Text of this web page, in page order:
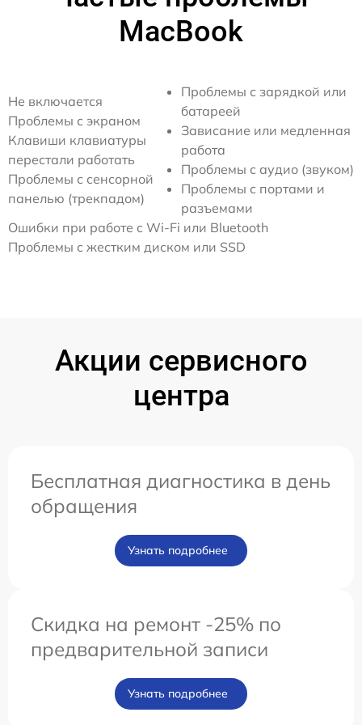
MacBook
Не включается
Проблемы с экраном
Клавиши клавиатуры
перестали работать
Проблемы с сенсорной
панелью (трекпадом)
Проблемы с зарядкой или
батареей
Зависание или медленная
работа
Проблемы с аудио (звуком)
Проблемы с портами и
разъемами
Ошибки при работе с Wi-Fi или Bluetooth
Проблемы с жестким диском или SSD
Акции сервисного
центра
Бесплатная диагностика в день
обращения
Узнать подробнее
Скидка на ремонт -25% по
предварительной записи
Узнать подробнее